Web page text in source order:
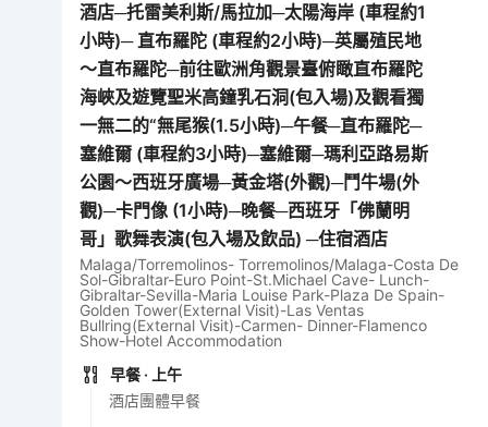
酒店─托雷美利斯/馬拉加─太陽海岸 (車程約1
小時)─ 直布羅陀 (車程約2小時)─英屬殖民地
～直布羅陀─前往歐洲角觀景臺俯瞰直布羅陀
海峽及遊覽聖米高鐘乳石洞(包入場)及觀看獨
一無二的“無尾猴(1.5小時)─午餐─直布羅陀─
塞維爾 (車程約3小時)─塞維爾─瑪利亞路易斯
公園～西班牙廣場─黃金塔(外觀)─鬥牛場(外
觀)─卡門像 (1小時)─晚餐─西班牙「佛蘭明
哥」歌舞表演(包入場及飲品) ─住宿酒店
Malaga/Torremolinos- Torremolinos/Malaga-Costa De
Sol-Gibraltar-Euro Point-St.Michael Cave- Lunch-
Gibraltar-Sevilla-Maria Louise Park-Plaza De Spain-
Golden Tower(External Visit)-Las Ventas
Bullring(External Visit)-Carmen- Dinner-Flamenco
Show-Hotel Accommodation
早餐 · 上午
酒店團體早餐